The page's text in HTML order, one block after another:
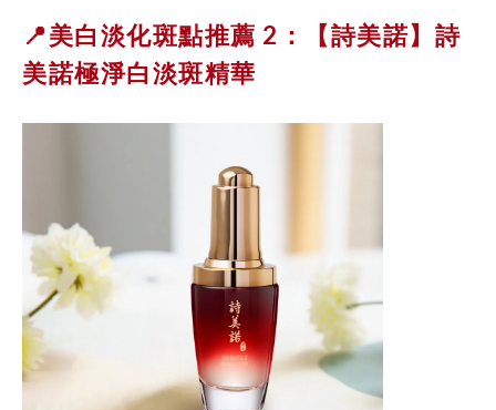
📍美白淡化斑點推薦 2：【詩美諾】 詩
美諾極淨白淡斑精華